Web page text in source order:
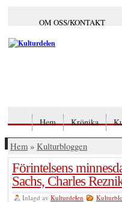
OM OSS/KONTAKT
Hem Krönika
Hem » Kulturbloggen
Förintelsens
Sachs, Charles
Inlagd av Kulturdelen